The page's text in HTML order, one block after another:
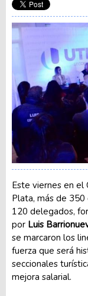
Este viernes en el
Plata, más de
120 delegados,
por Luis
se marcaron los
fuerza que será
seccionales
mejora salarial.